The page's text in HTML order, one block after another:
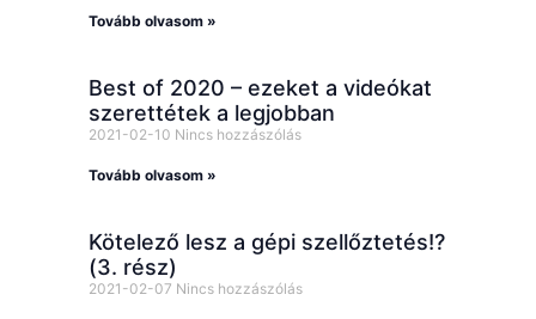
Tovább olvasom »
Best of 2020 – ezeket a videókat
szerettétek a legjobban
2021-02-10 Nincs hozzászólás
Tovább olvasom »
Kötelező lesz a gépi szellőztetés!?
(3. rész)
2021-02-07 Nincs hozzászólás